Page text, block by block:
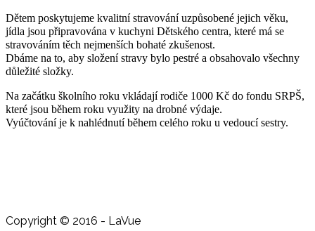
Dětem poskytujeme kvalitní stravování uzpůsobené jejich věku,
jídla jsou připravována v kuchyni Dětského centra, které má se
stravováním těch nejmenších bohaté zkušenost.
Dbáme na to, aby složení stravy bylo pestré a obsahovalo všechny
důležité složky.
Na začátku školního roku vkládají rodiče 1000 Kč do fondu SRPŠ,
které jsou během roku využity na drobné výdaje.
Vyúčtování je k nahlédnutí během celého roku u vedoucí sestry.
Copyright © 2016 - LaVue